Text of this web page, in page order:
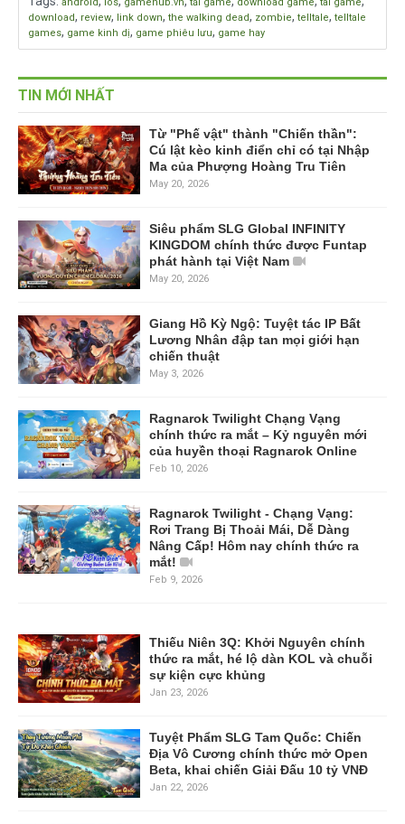
android ios gamehub.vn tải game download game tai game
download, review, link down, the walking dead, zombie, telltale, telltale
games, game kinh dị, game phiêu lưu, game hay
TIN MỚI NHẤT
Từ "Phế vật" thành "Chiến thần":
Cú lật kèo kinh điển chỉ có tại Nhập
Ma của Phượng Hoàng Tru Tiên
May 20, 2026
Siêu phẩm SLG Global INFINITY
KINGDOM chính thức được Funtap
phát hành tại Việt Nam
May 20, 2026
Giang Hồ Kỳ Ngộ: Tuyệt tác IP Bất
Lương Nhân đập tan mọi giới hạn
chiến thuật
May 3, 2026
Ragnarok Twilight Chạng Vạng
chính thức ra mắt – Kỷ nguyên mới
của huyền thoại Ragnarok Online
Feb 10, 2026
Ragnarok Twilight - Chạng Vạng:
Rơi Trang Bị Thoải Mái, Dễ Dàng
Nâng Cấp! Hôm nay chính thức ra
mắt!
Feb 9, 2026
Thiếu Niên 3Q: Khởi Nguyên chính
thức ra mắt, hé lộ dàn KOL và chuỗi
sự kiện cực khủng
Jan 23, 2026
Tuyệt Phẩm SLG Tam Quốc: Chiến
Địa Vô Cương chính thức mở Open
Beta, khai chiến Giải Đấu 10 tỷ VNĐ
Jan 22, 2026